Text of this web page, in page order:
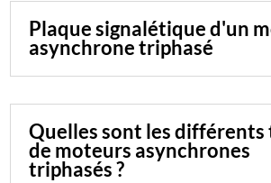
Plaque signalétique d'un
asynchrone triphasé
Quelles sont les différents
de moteurs asynchrones
triphasés ?